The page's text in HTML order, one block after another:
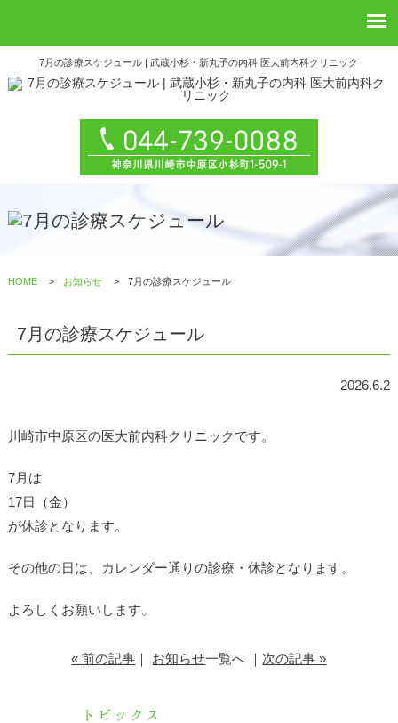
7月の診療スケジュール | 武蔵小杉・新丸子の内科 医大前内科クリニック
HOME > お知らせ > 7月の診療スケジュール
7月の診療スケジュール
2026.6.2
川崎市中原区の医大前内科クリニックです。
7月は
17日（金）
が休診となります。
その他の日は、カレンダー通りの診療・休診となります。
よろしくお願いします。
« 前の記事 ｜ お知らせ一覧へ ｜ 次の記事 »